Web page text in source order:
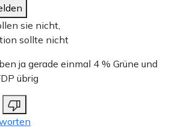
sie nicht,
sollte nicht
ja gerade einmal 4 % Grüne und
übrig